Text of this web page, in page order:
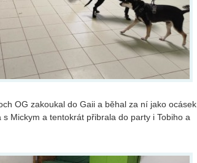
OG zakoukal do Gaii a běhal za ní jako ocásek.
s Mickym a tentokrát přibrala do party i Tobiho a